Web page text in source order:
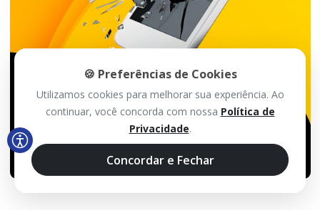
🍪 Preferências de Cookies
Utilizamos cookies para melhorar sua experiência. Ao
continuar, você concorda com nossa Política de
Privacidade.
Concordar e Fechar